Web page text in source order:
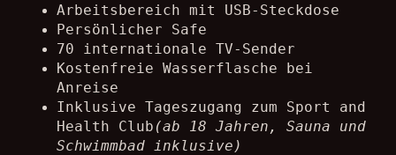
Arbeitsbereich mit USB-Steckdose
Persönlicher Safe
70 internationale TV-Sender
Kostenfreie Wasserflasche bei
Anreise
Inklusive Tageszugang zum Sport and
Health Club (ab 18 Jahren, Sauna und
Schwimmbad inklusive)